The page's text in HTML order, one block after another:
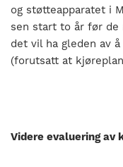
og støtteapparatet i
sen start to år før de
det vil ha gleden av
(forutsatt at
Videre evaluering av